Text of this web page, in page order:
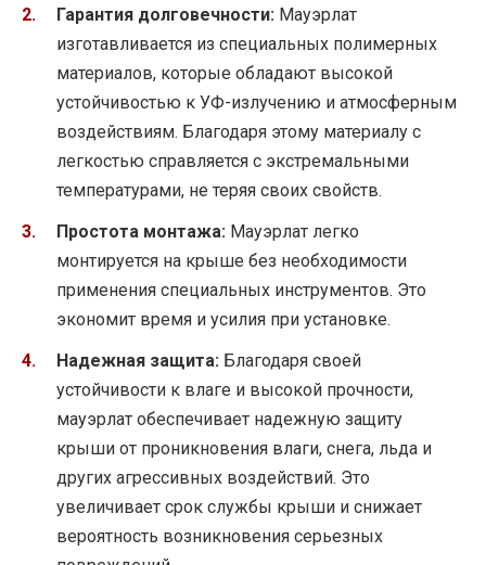
Гарантия долговечности: Мауэрлат
изготавливается из специальных полимерных
материалов, которые обладают высокой
устойчивостью к УФ-излучению и атмосферным
воздействиям. Благодаря этому материалу с
легкостью справляется с экстремальными
температурами, не теряя своих свойств.
Простота монтажа: Мауэрлат легко
монтируется на крыше без необходимости
применения специальных инструментов. Это
экономит время и усилия при установке.
Надежная защита: Благодаря своей
устойчивости к влаге и высокой прочности,
мауэрлат обеспечивает надежную защиту
крыши от проникновения влаги, снега, льда и
других агрессивных воздействий. Это
увеличивает срок службы крыши и снижает
вероятность возникновения серьезных